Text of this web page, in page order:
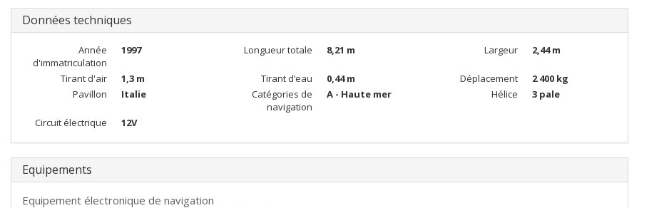
Données techniques
Année
d'immatriculation
1997 Longueur totale 8,21 m Largeur 2,44 m
Tirant d'air 1,3 m Tirant d’eau 0,44 m Déplacement
2 400 kg
Pavillon
Italie
Catégories de
navigation
A - Haute mer Hélice 3 pale
Circuit électrique 12V
Equipements
Equipement électronique de navigation